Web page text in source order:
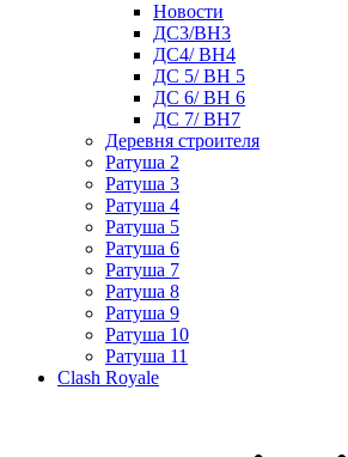
Новости
ДС3/BH3
ДС4/ BH4
ДС 5/ BH 5
ДС 6/ BH 6
ДС 7/ BH7
Деревня строителя
Ратуша 2
Ратуша 3
Ратуша 4
Ратуша 5
Ратуша 6
Ратуша 7
Ратуша 8
Ратуша 9
Ратуша 10
Ратуша 11
Clash Royale